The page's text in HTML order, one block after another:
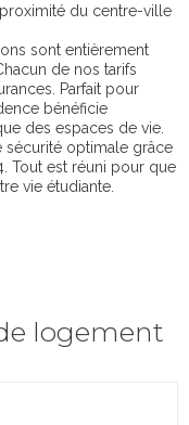
du centre-ville
sont entièrement
de nos tarifs
Parfait pour
bénéficie
des espaces de vie.
sécurité optimale grâce
Tout est réuni pour que
vie étudiante.
logement